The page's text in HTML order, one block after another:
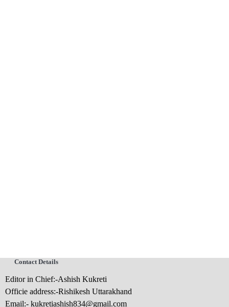
Contact Details
Editor in Chief:-Ashish Kukreti
Officie address:-Rishikesh Uttarakhand
Email:- kukretiashish834@gmail.com